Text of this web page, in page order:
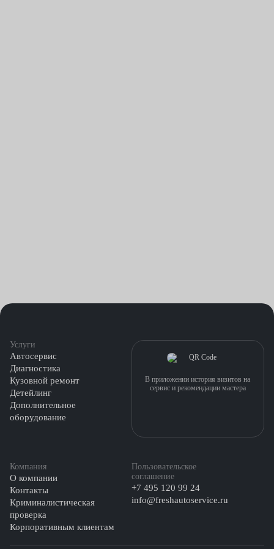
Услуги
Автосервис
Диагностика
Кузовной ремонт
Детейлинг
Дополнительное
оборудование
Компания
О компании
Контакты
Криминалистическая
проверка
Корпоративным клиентам
Пользовательское
соглашение
+7 495 120 99 24
info@freshautoservice.ru
В приложении история визитов на
сервис и рекомендации мастера